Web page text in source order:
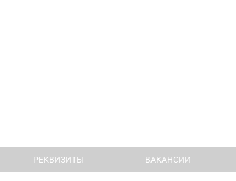
РЕКВИЗИТЫ ВАКАНСИИ